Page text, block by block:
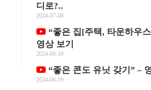
디로?..
2024-07-08
“좋은 집[주택, 타운하우
영상 보기
2024-06-19
“좋은 콘도 유닛 갖기” –
2024-06-19